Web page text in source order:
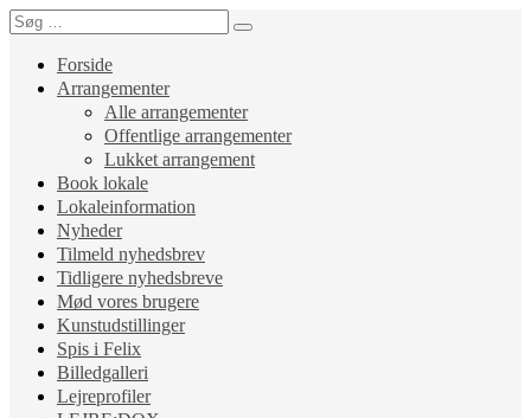
Forside
Arrangementer
Alle arrangementer
Offentlige arrangementer
Lukket arrangement
Book lokale
Lokaleinformation
Nyheder
Tilmeld nyhedsbrev
Tidligere nyhedsbreve
Mød vores brugere
Kunstudstillinger
Spis i Felix
Billedgalleri
Lejreprofiler